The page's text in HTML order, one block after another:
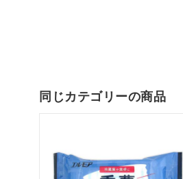
同じカテゴリーの商品